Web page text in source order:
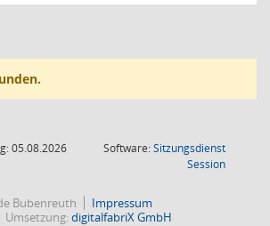
05.08.2026
Software:Sitzungsdienst
Session(Wird in
Bubenreuth
Impressum
Umsetzung:digitalfabriX GmbH